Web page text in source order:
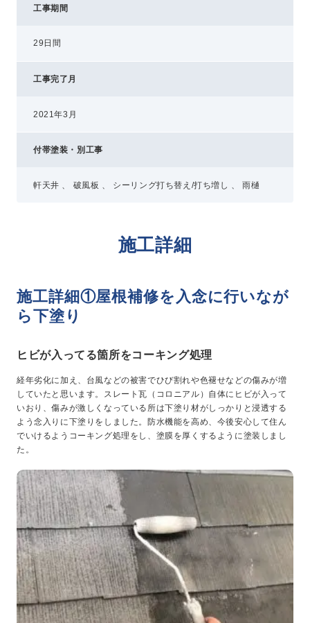
工事期間
29日間
工事完了月
2021年3月
付帯塗装・別工事
軒天井 、 破風板 、 シーリング打ち替え/打ち増し 、 雨樋
施工詳細
施工詳細①屋根補修を入念に行いなが
ら下塗り
ヒビが入ってる箇所をコーキング処理
経年劣化に加え、台風などの被害でひび割れや色褪せなどの傷みが増
していたと思います。スレート瓦（コロニアル）自体にヒビが入って
いおり、傷みが激しくなっている所は下塗り材がしっかりと浸透する
よう念入りに下塗りをしました。防水機能を高め、今後安心して住ん
でいけるようコーキング処理をし、塗膜を厚くするように塗装しまし
た。